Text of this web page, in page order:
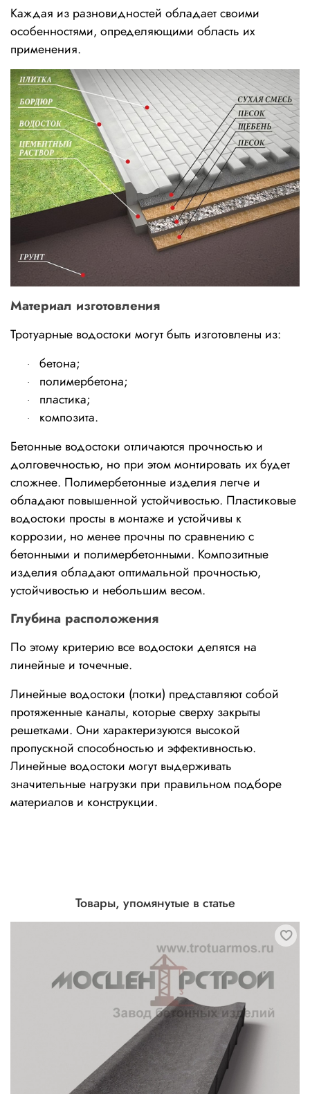
Каждая из разновидностей обладает своими
особенностями, определяющими область их
применения.
Материал изготовления
Тротуарные водостоки могут быть изготовлены из:
· бетона;
· полимербетона;
· пластика;
·
композита.
Бетонные водостоки отличаются прочностью и
долговечностью, но при этом монтировать их будет
сложнее. Полимербетонные изделия легче и
обладают повышенной устойчивостью. Пластиковые
водостоки просты в монтаже и устойчивы к
коррозии, но менее прочны по сравнению с
бетонными и полимербетонными. Композитные
изделия обладают оптимальной прочностью,
устойчивостью и небольшим весом.
Глубина расположения
По этому критерию все водостоки делятся на
линейные и точечные.
Линейные водостоки (лотки) представляют собой
протяженные каналы, которые сверху закрыты
решетками. Они характеризуются высокой
пропускной способностью и эффективностью.
Линейные водостоки могут выдерживать
значительные нагрузки при правильном подборе
материалов и конструкции.
Товары, упомянутые в статье